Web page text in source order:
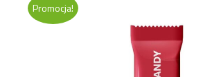
Promocja!